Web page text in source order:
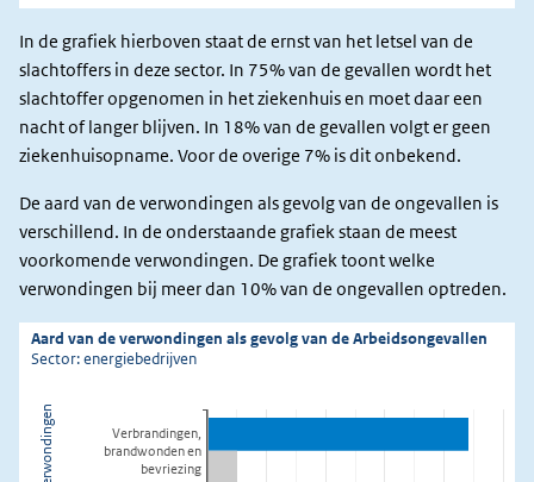
In de grafiek hierboven staat de ernst van het letsel van de
slachtoffers in deze sector. In 75% van de gevallen wordt het
slachtoffer opgenomen in het ziekenhuis en moet daar een
nacht of langer blijven. In 18% van de gevallen volgt er geen
ziekenhuisopname. Voor de overige 7% is dit onbekend.
De aard van de verwondingen als gevolg van de ongevallen is
verschillend. In de onderstaande grafiek staan de meest
voorkomende verwondingen. De grafiek toont welke
verwondingen bij meer dan 10% van de ongevallen optreden.